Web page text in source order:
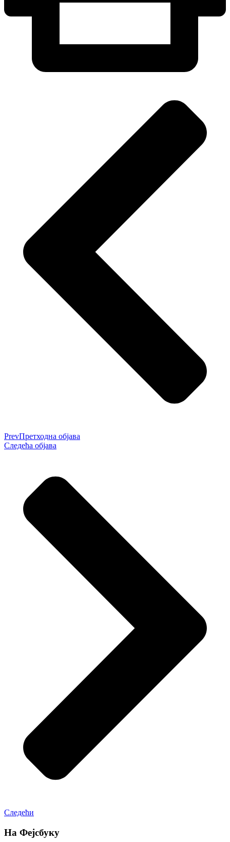
PrevПретходна објава
Следећа објава
Следећи
На Фејсбуку